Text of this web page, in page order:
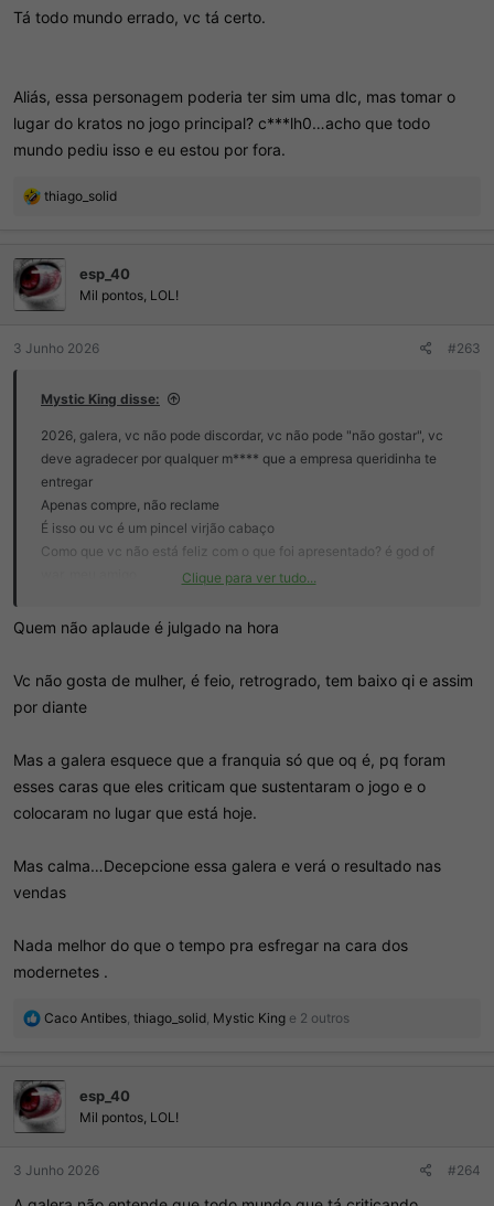
Tá todo mundo errado, vc tá certo.
Aliás, essa personagem poderia ter sim uma dlc, mas tomar o
lugar do kratos no jogo principal? c***lh0…acho que todo
mundo pediu isso e eu estou por fora.
R
õ
e
s
thiago_solid
esp_40
Mil pontos, LOL!
3 Junho 2026 #263
Mystic King disse:
2026, galera, vc não pode discordar, vc não pode "não gostar", vc
deve agradecer por qualquer m**** que a empresa queridinha te
entregar
Apenas compre, não reclame
É isso ou vc é um pincel virjão cabaço
Como que vc não está feliz com o que foi apresentado? é god of
esse é o tipo de cara que fica feliz quando a esposa sai com o
Clique para ver tudo...
Quem não aplaude é julgado na hora
Vc não gosta de mulher, é feio, retrogrado, tem baixo qi e assim
por diante
Mas a galera esquece que a franquia só que oq é, pq foram
esses caras que eles criticam que sustentaram o jogo e o
colocaram no lugar que está hoje.
Mas calma…Decepcione essa galera e verá o resultado nas
vendas
Nada melhor do que o tempo pra esfregar na cara dos
modernetes .
R
õ
e
s
Caco Antibes thiago_solid Mystic King e 2 outros
esp_40
Mil pontos, LOL!
3 Junho 2026 #264